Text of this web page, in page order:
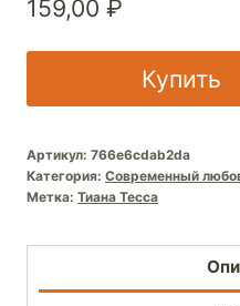
159,00 ₽
Купить
Артикул: 766e6cdab2da
Категория: Современный
Метка: Тиана Тесса